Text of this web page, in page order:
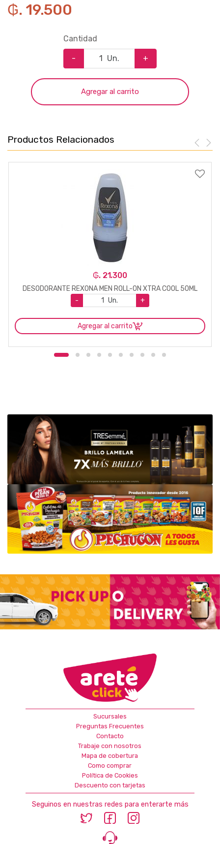
₲. 19.500
Cantidad
- Un. +
Agregar al carrito
Productos Relacionados
₲. 21.300
DESODORANTE REXONA MEN ROLL-ON XTRA COOL 50ML
-
Un. +
Agregar al carrito
Sucursales
Preguntas Frecuentes
Contacto
Trabaje con nosotros
Mapa de cobertura
Como comprar
Política de Cookies
Descuento con tarjetas
Seguinos en nuestras redes para enterarte más